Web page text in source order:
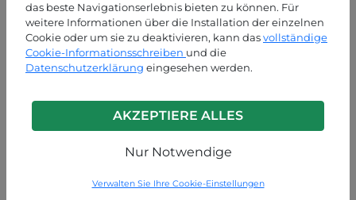
das beste Navigationserlebnis bieten zu können. Für
weitere Informationen über die Installation der einzelnen
Cookie oder um sie zu deaktivieren, kann dasvollständige
Cookie-Informationsschreiben und die
Datenschutzerklärung eingesehen werden.
AKZEPTIERE ALLES
Nur Notwendige
Verwalten Sie Ihre Cookie-Einstellungen
KUNDENDIENST
MON-FRE 09:00-13:00 / 14:00-18:00
info@fashionpo.de
INFO LINK